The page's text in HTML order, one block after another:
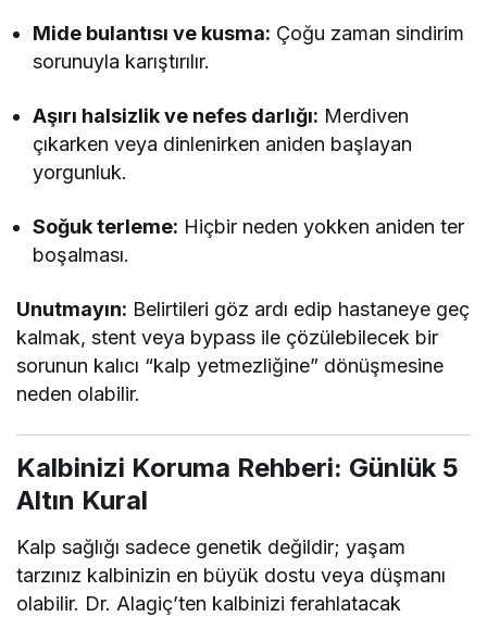
Mide bulantısı ve kusma: Çoğu zaman sindirim
sorunuyla karıştırılır.
Aşırı halsizlik ve nefes darlığı: Merdiven
çıkarken veya dinlenirken aniden başlayan
yorgunluk.
Soğuk terleme: Hiçbir neden yokken aniden ter
boşalması.
Unutmayın: Belirtileri göz ardı edip hastaneye geç
kalmak, stent veya bypass ile çözülebilecek bir
sorunun kalıcı “kalp yetmezliğine” dönüşmesine
neden olabilir.
Kalbinizi Koruma Rehberi: Günlük 5
Altın Kural
Kalp sağlığı sadece genetik değildir; yaşam
tarzınız kalbinizin en büyük dostu veya düşmanı
olabilir. Dr. Alagiç’ten kalbinizi ferahlatacak